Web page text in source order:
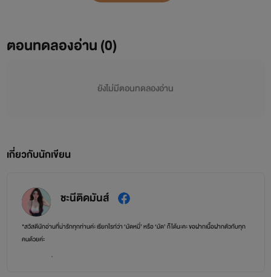
ตอนทดลองอ่าน (0)
ยังไม่มีตอนทดลองอ่าน
เกี่ยวกับนักเขียน
ชะนีติดมันส์
"สวัสดีนักอ่านที่น่ารักทุกท่านค่ะ เรียกไรท์ว่า ‘มัดหมี่’ หรือ ‘มัด’ ก็ได้นะคะ ขอฝากเนื้อฝากตัวกับทุก
คนด้วยค่ะ
​นามปากกาที่ใช้คือ ‘ชะนีติดมันส์’ นะคะ ไรท์เน้นเขียนแนวอีโรติก โรมานซ์ และดราม่ารสแซ่บ! โดยเฉพาะ